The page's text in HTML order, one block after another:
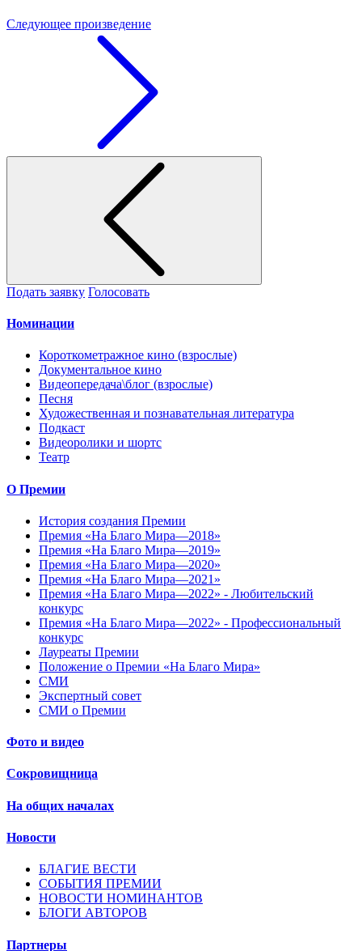
Следующее произведение
Подать заявку Голосовать
Номинации
Короткометражное кино (взрослые)
Документальное кино
Видеопередача\блог (взрослые)
Песня
Художественная и познавательная литература
Подкаст
Видеоролики и шортс
Театр
О Премии
История создания Премии
Премия «На Благо Мира—2018»
Премия «На Благо Мира—2019»
Премия «На Благо Мира—2020»
Премия «На Благо Мира—2021»
Премия «На Благо Мира—2022» - Любительский
конкурс
Премия «На Благо Мира—2022» - Профессиональный
конкурс
Лауреаты Премии
Положение о Премии «На Благо Мира»
СМИ
Экспертный совет
СМИ о Премии
Фото и видео
Сокровищница
На общих началах
Новости
БЛАГИЕ ВЕСТИ
СОБЫТИЯ ПРЕМИИ
НОВОСТИ НОМИНАНТОВ
БЛОГИ АВТОРОВ
Партнеры